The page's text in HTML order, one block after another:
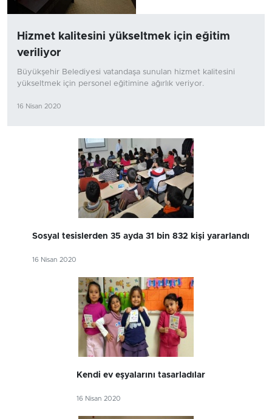
Hizmet kalitesini yükseltmek için eğitim
veriliyor
Büyükşehir Belediyesi vatandaşa sunulan hizmet kalitesini
yükseltmek için personel eğitimine ağırlık veriyor.
16 Nisan 2020
Sosyal tesislerden 35 ayda 31 bin 832 kişi yararlandı
16 Nisan 2020
Kendi ev eşyalarını tasarladılar
16 Nisan 2020